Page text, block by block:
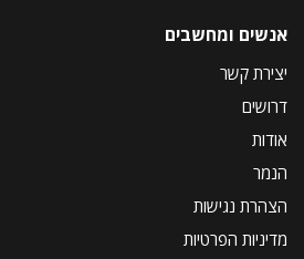
אנשים ומחשבים
יצירת קשר
דרושים
אודות
הנמר
הצהרת נגישות
מדיניות הפרטיות